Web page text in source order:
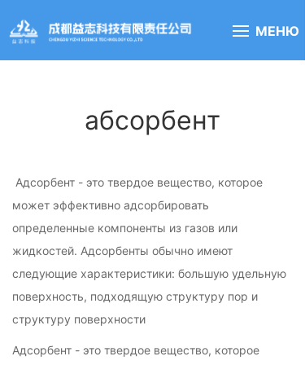
МЕНЮ
абсорбент
Адсорбент - это твердое вещество, которое
может эффективно адсорбировать
определенные компоненты из газов или
жидкостей. Адсорбенты обычно имеют
следующие характеристики: большую удельную
поверхность, подходящую структуру пор и
структуру поверхности
Адсорбент - это твердое вещество, которое